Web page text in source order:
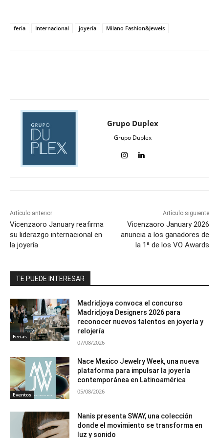
feria Internacional joyería Milano Fashion&Jewels
Grupo Duplex
Grupo Duplex
Artículo anterior
Vicenzaoro January reafirma
su liderazgo internacional en
la joyería
Artículo siguiente
Vicenzaoro January 2026
anuncia a los ganadores de
la 1ª de los VO Awards
TE PUEDE INTERESAR
Ferias
Madridjoya convoca el concurso
Madridjoya Designers 2026 para
reconocer nuevos talentos en joyería y
relojería
07/08/2026
Eventos
Nace Mexico Jewelry Week, una nueva
plataforma para impulsar la joyería
contemporánea en Latinoamérica
05/08/2026
Nanis presenta SWAY, una colección
donde el movimiento se transforma en
luz y sonido